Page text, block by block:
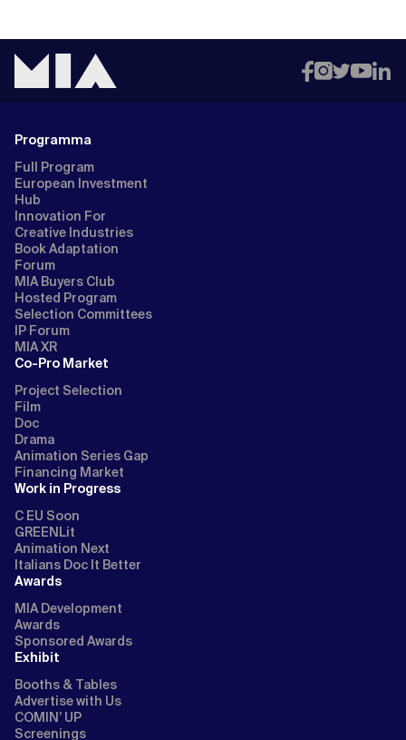
Programma
Full Program
European Investment
Hub
Innovation For
Creative Industries
Book Adaptation
Forum
MIA Buyers Club
Hosted Program
Selection Committees
IP Forum
MIA XR
Co-Pro Market
Project Selection
Film
Doc
Drama
Animation Series Gap
Financing Market
Work in Progress
C EU Soon
GREENLit
Animation Next
Italians Doc It Better
Awards
MIA Development
Awards
Sponsored Awards
Exhibit
Booths & Tables
Advertise with Us
COMIN’ UP
Screenings